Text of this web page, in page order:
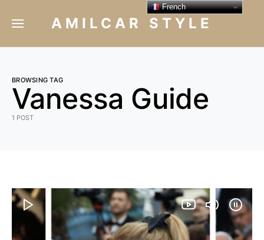
AMILCAR STYLE
BROWSING TAG
Vanessa Guide
1 POST
French